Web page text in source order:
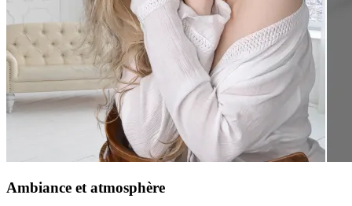
Ambiance et atmosphère